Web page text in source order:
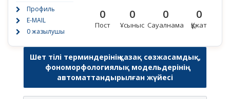
Профиль
E-MAIL
0 жазылушы
0
Пост
0
Ұсыныс
0
Сауалнама
0
Құжат
Шет тілі терминдерінің қазақ сөзжасамдық,
фономорфологиялық модельдерінің
автоматтандырылған жүйесі